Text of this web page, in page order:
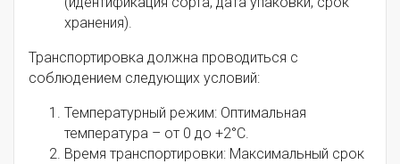
хранения).
Транспортировка должна проводиться с
соблюдением следующих условий:
Температурный режим: Оптимальная
температура – от 0 до +2°C.
Время транспортировки: Максимальный срок